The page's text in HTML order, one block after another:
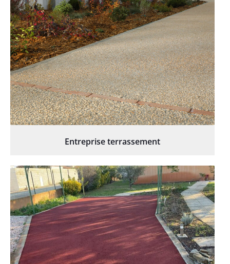
Entreprise terrassement